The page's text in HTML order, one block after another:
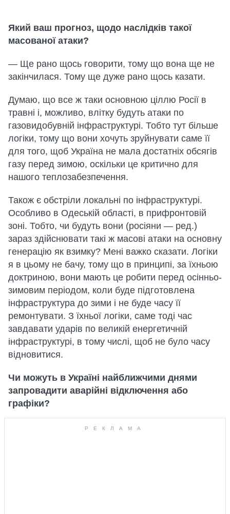
Який ваш прогноз, щодо наслідків такої
масованої атаки?
— Ще рано щось говорити, тому що вона ще не
закінчилася. Тому ще дуже рано щось казати.
Думаю, що все ж таки основною ціллю Росії в
травні і, можливо, влітку будуть атаки по
газовидобувній інфраструктурі. Тобто тут більше
логіки, тому що вони хочуть зруйнувати саме її
для того, щоб Україна не мала достатніх обсягів
газу перед зимою, оскільки це критично для
нашого теплозабезпечення.
Також є обстріли локальні по інфраструктурі.
Особливо в Одеській області, в прифронтовій
зоні. Тобто, чи будуть вони (росіяни — ред.)
зараз здійснювати такі ж масові атаки на основну
генерацію як взимку? Мені важко сказати. Логіки
я в цьому не бачу, тому що в принципі, за їхньою
доктриною, вони мають це робити перед осінньо-
зимовим періодом, коли буде підготовлена
інфраструктура до зими і не буде часу її
ремонтувати. З їхньої логіки, саме тоді час
завдавати ударів по великій енергетичній
інфраструктурі, в тому числі, щоб не було часу
відновитися.
Чи можуть в Україні найближчими днями
запровадити аварійні відключення або
графіки?